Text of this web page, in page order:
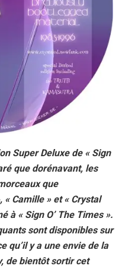
Super Deluxe de « Sign
que dorénavant, les
que
Camille » et « Crystal
à « Sign O’ The Times ».
sont disponibles sur
qu’il y a une envie de la
de bientôt sortir cet